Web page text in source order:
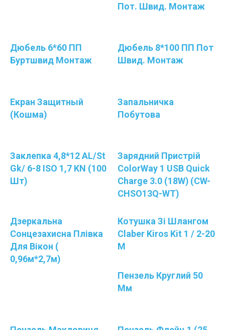
Пот. Швид. Монтаж
Дюбель 6*60 ПП
Буртшвид Монтаж
Дюбель 8*100 ПП Пот
Швид. Монтаж
Екран Защитный
(кошма)
Запальничка
Побутова
Заклепка 4,8*12 AL/St
Gk/ 6-8 ISO 1,7 KN (100
Шт)
Зарядний Пристрій
ColorWay 1 USB Quick
Charge 3.0 (18W) (CW-
CHSO13Q-WT)
Дзеркальна
Сонцезахисна Плівка
Для Вікон (
0,96м*2,7м)
Котушка Зі Шлангом
Claber Kiros Kit 1 / 2-20
М
Пензель Круглий 50
Мм